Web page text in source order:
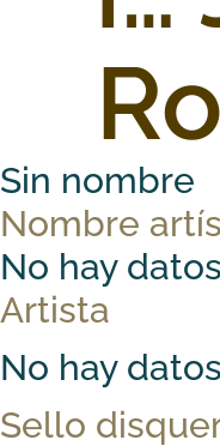
Sin nombre
Nombre
No hay datos
Artista
No hay datos
Sello